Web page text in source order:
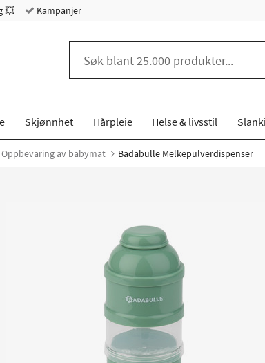
💥 Kampanjer
Skjønnhet Hårpleie Helse & livsstil
Oppbevaring av babymat Badabulle Melkepulverdispenser